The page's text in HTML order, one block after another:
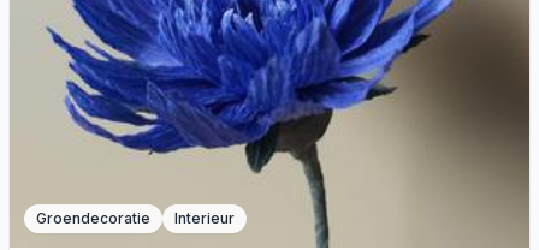
Groendecoratie Interieur